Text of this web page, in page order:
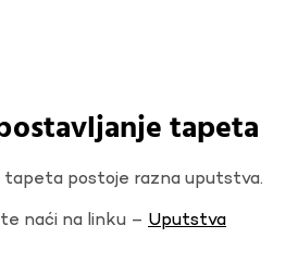
tapeta
tapeta postoje razna uputstva.
naći na linku – Uputstva